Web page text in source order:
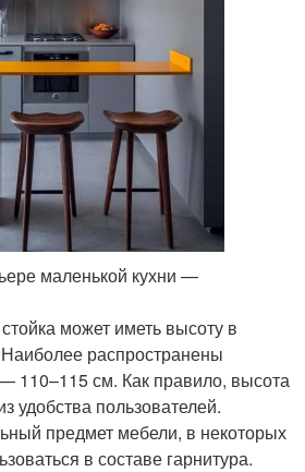
маленькой кухни —
может иметь высоту в
распространены
110–115 см. Как правило, высота
удобства пользователей.
предмет мебели, в некоторых
в составе гарнитура.